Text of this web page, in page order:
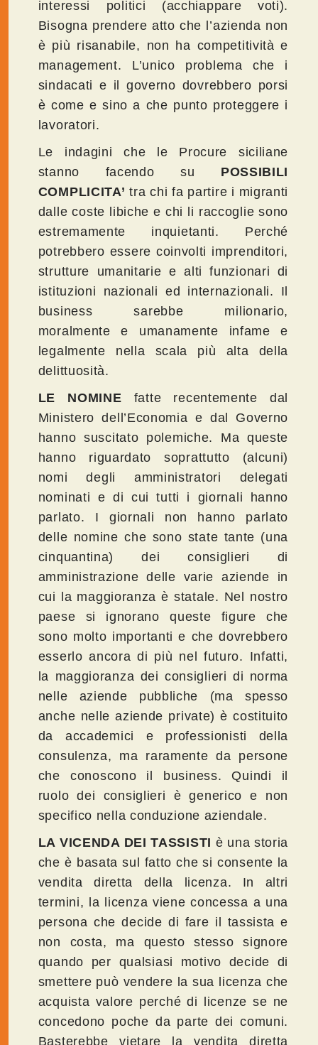
interessi politici (acchiappare voti).
Bisogna prendere atto che l’azienda non
è più risanabile, non ha competitività e
management. L’unico problema che i
sindacati e il governo dovrebbero porsi
è come e sino a che punto proteggere i
lavoratori.
Le indagini che le Procure siciliane
stanno facendo su POSSIBILI
COMPLICITA’ tra chi fa partire i migranti
dalle coste libiche e chi li raccoglie sono
estremamente inquietanti. Perché
potrebbero essere coinvolti imprenditori,
strutture umanitarie e alti funzionari di
istituzioni nazionali ed internazionali. Il
business sarebbe milionario,
moralmente e umanamente infame e
legalmente nella scala più alta della
delittuosità.
LE NOMINE fatte recentemente dal
Ministero dell’Economia e dal Governo
hanno suscitato polemiche. Ma queste
hanno riguardato soprattutto (alcuni)
nomi degli amministratori delegati
nominati e di cui tutti i giornali hanno
parlato. I giornali non hanno parlato
delle nomine che sono state tante (una
cinquantina) dei consiglieri di
amministrazione delle varie aziende in
cui la maggioranza è statale. Nel nostro
paese si ignorano queste figure che
sono molto importanti e che dovrebbero
esserlo ancora di più nel futuro. Infatti,
la maggioranza dei consiglieri di norma
nelle aziende pubbliche (ma spesso
anche nelle aziende private) è costituito
da accademici e professionisti della
consulenza, ma raramente da persone
che conoscono il business. Quindi il
ruolo dei consiglieri è generico e non
specifico nella conduzione aziendale.
LA VICENDA DEI TASSISTI è una storia
che è basata sul fatto che si consente la
vendita diretta della licenza. In altri
termini, la licenza viene concessa a una
persona che decide di fare il tassista e
non costa, ma questo stesso signore
quando per qualsiasi motivo decide di
smettere può vendere la sua licenza che
acquista valore perché di licenze se ne
concedono poche da parte dei comuni.
Basterebbe vietare la vendita diretta